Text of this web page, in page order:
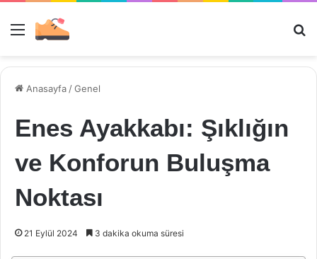
Menü
Anasayfa /Genel
Enes Ayakkabı: Şıklığın
ve Konforun Buluşma
Noktası
21 Eylül 2024 3 dakika okuma süresi